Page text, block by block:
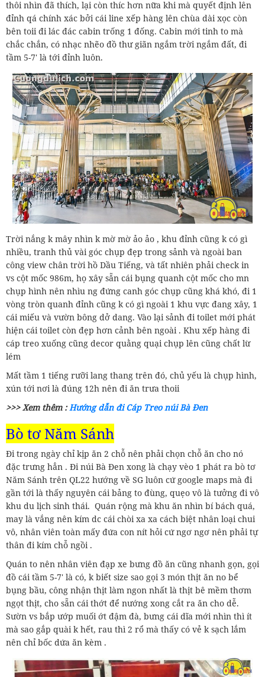
thôi nhìn đã thích, lại còn thíc hơn nữa khi mà quyết định lên
đỉnh qá chính xác bởi cái line xếp hàng lên chùa dài xọc còn
bên toii đi lác đác cabin trống 1 đống. Cabin mới tinh to mà
chắc chắn, có nhạc nhẽo đồ thư giãn ngắm trời ngắm đất, đi
tầm 5-7' là tới đỉnh luôn.
Trời nắng k mây nhìn k mờ mờ ảo ảo , khu đỉnh cũng k có gì
nhiều, tranh thủ vài góc chụp đẹp trong sảnh và ngoài ban
công view chân trời hồ Dầu Tiếng, và tất nhiên phải check in
vs cột mốc 986m, họ xây sẵn cái bụng quanh cột mốc cho mn
chụp hình nên nhìu ng đứng canh góc chụp cũng khá khó, đi 1
vòng tròn quanh đỉnh cũng k có gì ngoài 1 khu vực đang xây, 1
cái miếu và vườn bông dở dang. Vào lại sảnh đi toilet mới phát
hiện cái toilet còn đẹp hơn cảnh bên ngoài . Khu xếp hàng đi
cáp treo xuống cũng decor quằng quại chụp lên cũng chất lừ
lém
Mất tầm 1 tiếng rưỡi lang thang trên đó, chủ yếu là chụp hình,
xún tới nơi là đúng 12h nên đi ăn trưa thoii
>>> Xem thêm :Hướng dẫn đi Cáp Treo núi Bà Đen
Bò tơ Năm Sánh
Đi trong ngày chỉ kịp ăn 2 chỗ nên phải chọn chỗ ăn cho nó
đặc trưng hẳn . Đi núi Bà Đen xong là chạy vèo 1 phát ra bò tơ
Năm Sánh trên QL22 hướng về SG luôn cứ google maps mà đi
gần tới là thấy nguyên cái bảng to đùng, quẹo vô là tưởng đi vô
khu du lịch sinh thái. Quán rộng mà khu ăn nhìn bí bách quá,
may là vắng nên kím dc cái chòi xa xa cách biệt nhân loại chui
vô, nhân viên toàn mấy đứa con nít hỏi cứ ngơ ngơ nên phải tự
thân đi kím chỗ ngồi .
Quán to nên nhân viên đạp xe bưng đồ ăn cũng nhanh gọn, gọi
đồ cái tầm 5-7' là có, k biết size sao gọi 3 món thịt ăn no bể
bụng bầu, công nhận thịt làm ngon nhất là thịt bê mềm thơm
ngọt thịt, cho sẵn cái thớt để nướng xong cắt ra ăn cho dễ.
Sườn vs bắp ướp muối ớt đậm đà, bưng cái dĩa mới nhìn thì ít
mà sao gắp quài k hết, rau thì 2 rổ mà thấy có vẻ k sạch lắm
nên chỉ bốc dứa ăn kèm .